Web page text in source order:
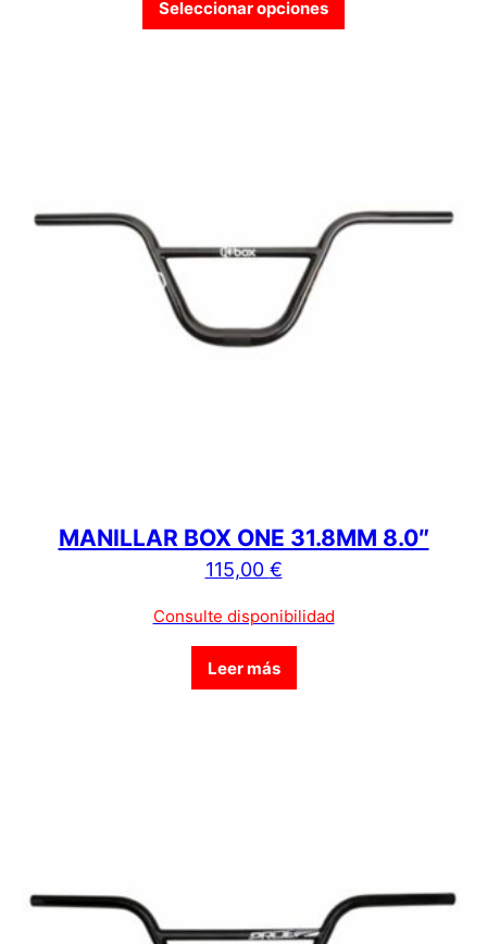
Seleccionar opciones
MANILLAR BOX ONE 31.8MM 8.0″
115,00 €
Consulte disponibilidad
Leer más